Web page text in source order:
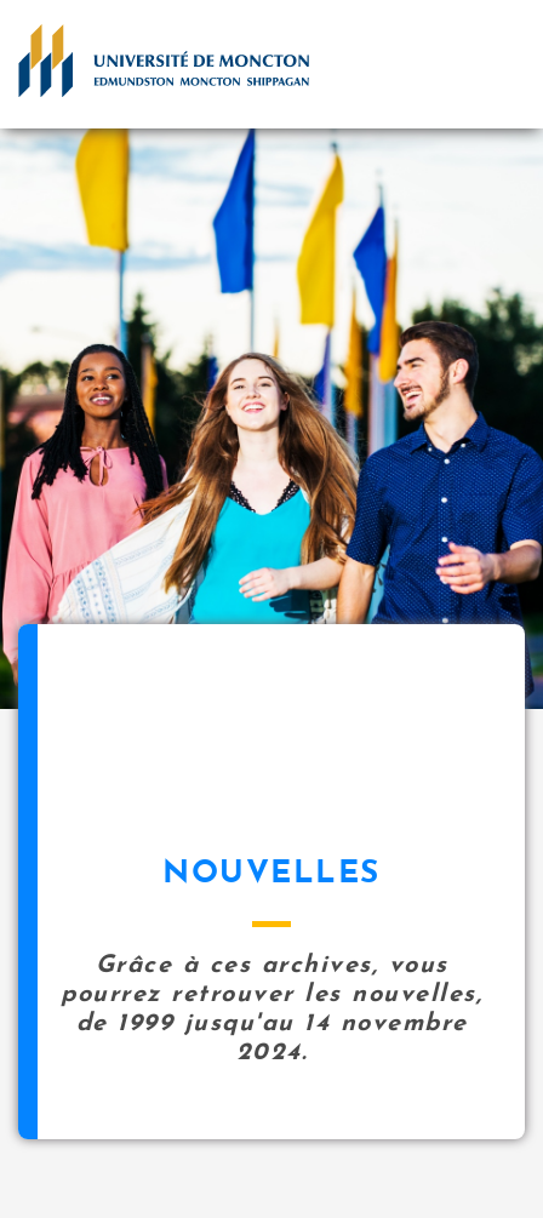
NOUVELLES
Grâce à ces archives, vous
pourrez retrouver les nouvelles,
de 1999 jusqu'au 14 novembre
2024.